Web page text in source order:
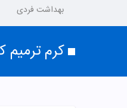
بهداشت فردی
کرم